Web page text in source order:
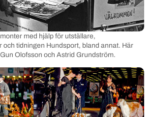
med hjälp för utställare,
och tidningen Hundsport, bland annat. Här
Olofsson och Astrid Grundström.